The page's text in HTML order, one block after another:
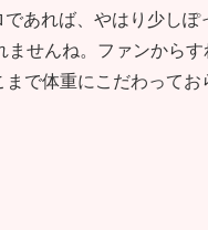
あれば、やはり少し
せんね。ファンから
で体重にこだわって